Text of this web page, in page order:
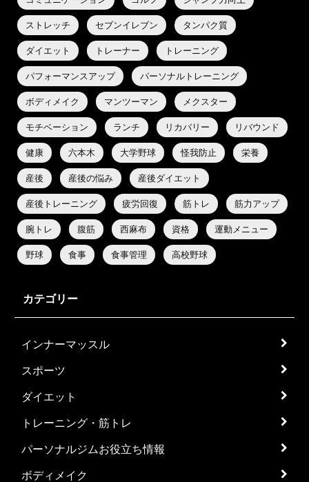
ストレッチ セブンイレブン タンパク質
ダイエット トレーナー トレーニング
パフォーマンスアップ パーソナルトレーニング
ボディメイク マンツーマン メクスター
モチベーション ランチ リカバリー リバウンド
健康 六本木 大学野球 怪我防止 栄養
産後 産後の悩み 産後ダイエット
産後トレーニング 疲労回復 筋トレ 筋力アップ
腕トレ 腹筋 西麻布 資格 運動メニュー
野球 食事 食事管理 高校野球
カテゴリー
インナーマッスル
スポーツ
ダイエット
トレーニング・筋トレ
パーソナルジムお役立ち情報
ボディメイク